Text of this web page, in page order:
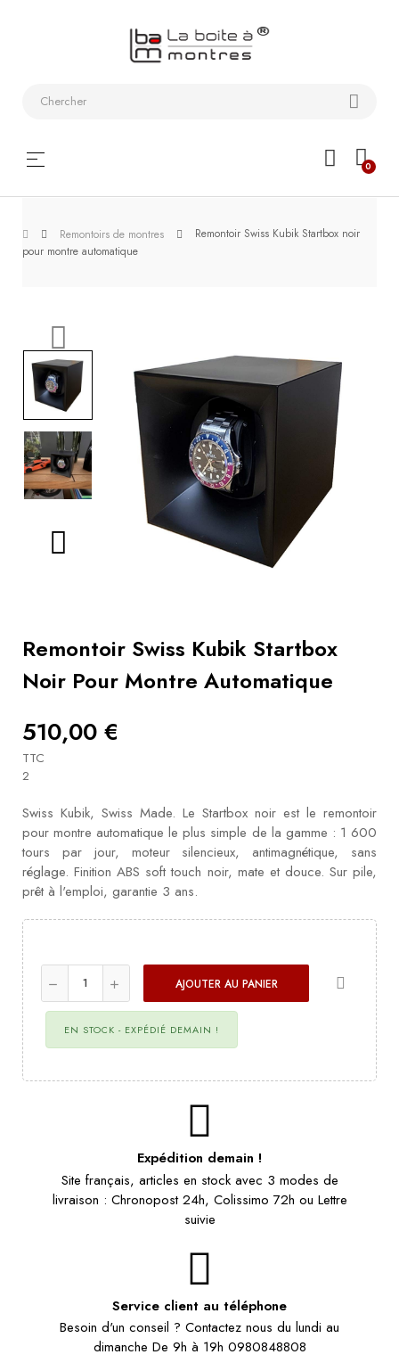
0
Basculer
la
navigation
☰
Remontoirs de montres
Remontoir Swiss Kubik Startbox noir
pour montre automatique
Remontoir Swiss Kubik Startbox
Noir Pour Montre Automatique
510,00 €
TTC
2
Swiss Kubik, Swiss Made. Le Startbox noir est le remontoir
pour montre automatique le plus simple de la gamme : 1 600
tours par jour, moteur silencieux, antimagnétique, sans
réglage. Finition ABS soft touch noir, mate et douce. Sur pile,
prêt à l'emploi, garantie 3 ans.
AJOUTER AU PANIER
EN STOCK - EXPÉDIÉ DEMAIN !
Expédition demain !
Site français, articles en stock avec 3 modes de
livraison : Chronopost 24h, Colissimo 72h ou Lettre
suivie
Service client au téléphone
Besoin d'un conseil ? Contactez nous du lundi au
dimanche De 9h à 19h 0980848808
montres
Coffrets
montres
de
voyage
Les
Livres
Conseils
bracelets
remontoir